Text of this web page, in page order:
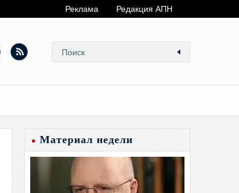
Реклама Редакция АПН
Материал недели